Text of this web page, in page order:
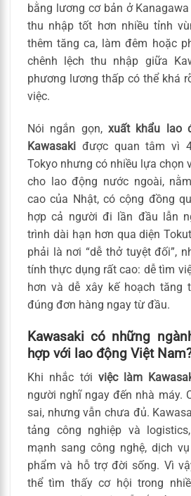
bằng lương cơ bản ở
thu nhập tốt hơn nhiều tỉnh
thêm tăng ca, làm đêm hoặc
chênh lệch thu nhập giữa
phương lương thấp có thể khá
việc.
Nói ngắn gọn, xuất khẩu lao
Kawasaki được quan tâm vì
Tokyo nhưng có nhiều lựa chọn
cho lao động nước ngoài,
cao của Nhật, có cộng đồng
hợp cả người đi lần đầu lẫn
trình dài hạn hơn qua diện
phải là nơi “dễ thở tuyệt đối”,
tính thực dụng rất cao: dễ tìm
hơn và dễ xây kế hoạch tăng
đúng đơn hàng ngay từ đầu.
Kawasaki có những
hợp với lao động Việt
Khi nhắc tới việc làm
người nghĩ ngay đến nhà máy.
sai, nhưng vẫn chưa đủ.
tảng công nghiệp và
mạnh sang công nghệ, dịch
phẩm và hỗ trợ đời sống. Vì
thể tìm thấy cơ hội trong